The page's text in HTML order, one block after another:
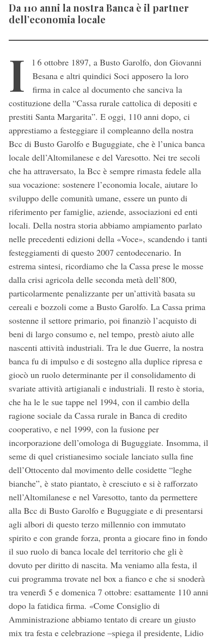
Da 110 anni la nostra Banca è il partner
dell’economia locale
I
l 6 ottobre 1897, a Busto Garolfo, don Giovanni
Besana e altri quindici Soci apposero la loro
firma in calce al documento che sanciva la
costituzione della “Cassa rurale cattolica di depositi e
prestiti Santa Margarita”. E oggi, 110 anni dopo, ci
apprestiamo a festeggiare il compleanno della nostra
Bcc di Busto Garolfo e Buguggiate, che è l’unica banca
locale dell’Altomilanese e del Varesotto. Nei tre secoli
che ha attraversato, la Bcc è sempre rimasta fedele alla
sua vocazione: sostenere l’economia locale, aiutare lo
sviluppo delle comunità umane, essere un punto di
riferimento per famiglie, aziende, associazioni ed enti
locali. Della nostra storia abbiamo ampiamento parlato
nelle precedenti edizioni della «Voce», scandendo i tanti
festeggiamenti di questo 2007 centodecenario. In
estrema sintesi, ricordiamo che la Cassa prese le mosse
dalla crisi agricola delle seconda metà dell’800,
particolarmente penalizzante per un’attività basata su
cereali e bozzoli come a Busto Garolfo. La Cassa prima
sostenne il settore primario, poi finanziò l’acquisto di
beni di largo consumo e, nel tempo, prestò aiuto alle
nascenti attività industriali. Tra le due Guerre, la nostra
banca fu di impulso e di sostegno alla duplice ripresa e
giocò un ruolo determinante per il consolidamento di
svariate attività artigianali e industriali. Il resto è storia,
che ha le le sue tappe nel 1994, con il cambio della
ragione sociale da Cassa rurale in Banca di credito
cooperativo, e nel 1999, con la fusione per
incorporazione dell’omologa di Buguggiate. Insomma, il
seme di quel cristianesimo sociale lanciato sulla fine
dell’Ottocento dal movimento delle cosidette “leghe
bianche”, è stato piantato, è cresciuto e si è rafforzato
nell’Altomilanese e nel Varesotto, tanto da permettere
alla Bcc di Busto Garolfo e Buguggiate e di presentarsi
agli albori di questo terzo millennio con immutato
spirito e con grande forza, pronta a giocare fino in fondo
il suo ruolo di banca locale del territorio che gli è
dovuto per diritto di nascita. Ma veniamo alla festa, il
cui programma trovate nel box a fianco e che si snoderà
tra venerdì 5 e domenica 7 ottobre: esattamente 110 anni
dopo la fatidica firma. «Come Consiglio di
Amministrazione abbiamo tentato di creare un giusto
mix tra festa e celebrazione –spiega il presidente, Lidio